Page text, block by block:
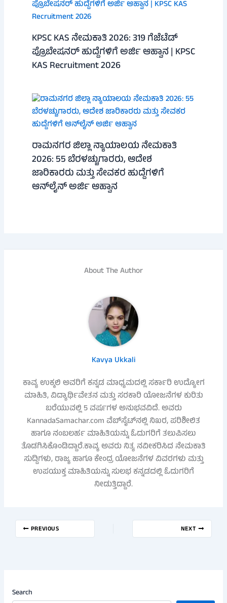
KPSC KAS ನೇಮಕಾತಿ 2026: 319 ಗೆಜೆಟೆಡ್
ಪ್ರೊಬೇಷನರ್ ಹುದ್ದೆಗಳಿಗೆ ಅರ್ಜಿ ಆಹ್ವಾನ | KPSC
KAS Recruitment 2026
ರಾಮನಗರ ಜಿಲ್ಲಾ ನ್ಯಾಯಾಲಯ ನೇಮಕಾತಿ
2026: 55 ಬೆರಳಚ್ಚುಗಾರರು, ಆದೇಶ
ಜಾರಿಕಾರರು ಮತ್ತು ಸೇವಕರ ಹುದ್ದೆಗಳಿಗೆ
ಆನ್‌ಲೈನ್ ಅರ್ಜಿ ಆಹ್ವಾನ
About The Author
Kavya Ukkali
ಕಾವ್ಯ ಉಕ್ಕಲಿ ಅವರಿಗೆ ಕನ್ನಡ ಮಾಧ್ಯಮದಲ್ಲಿ ಸರ್ಕಾರಿ ಉದ್ಯೋಗ
ಮಾಹಿತಿ, ವಿದ್ಯಾರ್ಥಿವೇತನ ಮತ್ತು ಸರಕಾರಿ ಯೋಜನೆಗಳ ಕುರಿತು
ಬರೆಯುವಲ್ಲಿ 5 ವರ್ಷಗಳ ಅನುಭವವಿದೆ. ಅವರು
KannadaSamachar.com ವೆಬ್‌ಸೈಟ್‌ನಲ್ಲಿ ನಿಖರ, ಪರಿಶೀಲಿತ
ಹಾಗೂ ನಂಬಲರ್ಹ ಮಾಹಿತಿಯನ್ನು ಓದುಗರಿಗೆ ತಲುಪಿಸಲು
ತೊಡಗಿಸಿಕೊಂಡಿದ್ದಾರೆ.ಕಾವ್ಯ ಅವರು ನಿತ್ಯ ನವೀಕರಿಸಿದ ನೇಮಕಾತಿ
ಸುದ್ದಿಗಳು, ರಾಜ್ಯ ಹಾಗೂ ಕೇಂದ್ರ ಯೋಜನೆಗಳ ವಿವರಗಳು ಮತ್ತು
ಉಪಯುಕ್ತ ಮಾಹಿತಿಯನ್ನು ಸುಲಭ ಕನ್ನಡದಲ್ಲಿ ಓದುಗರಿಗೆ
ನೀಡುತ್ತಿದ್ದಾರೆ.
PREVIOUS NEXT
Search